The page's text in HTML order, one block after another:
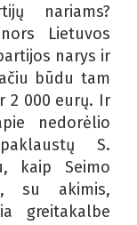
nariams?
Lietuvos
narys ir
būdu tam
2 000 eurų. Ir
nedorėlio
S.
kaip Seimo
su akimis,
greitakalbe